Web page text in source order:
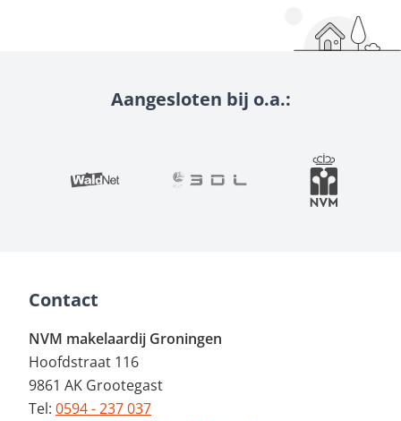
Aangesloten bij o.a.:
Contact
NVM makelaardij Groningen
Hoofdstraat 116
9861 AK Grootegast
Tel: 0594 - 237 037